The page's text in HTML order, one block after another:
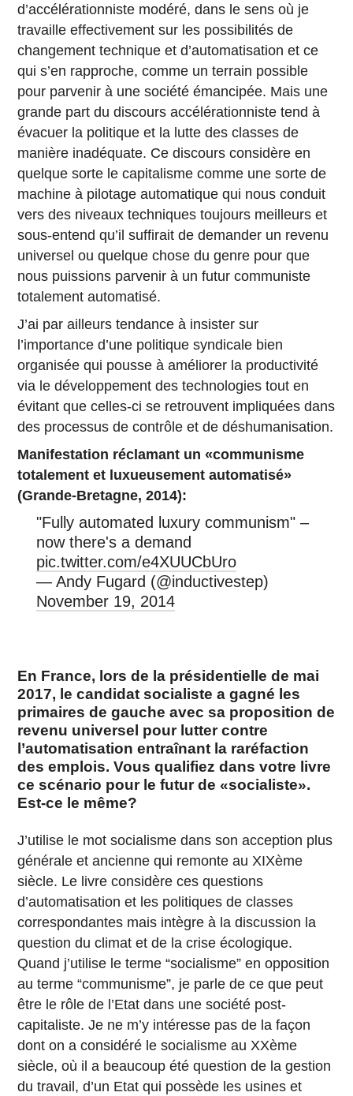
d’accélérationniste modéré, dans le sens où je
travaille effectivement sur les possibilités de
changement technique et d’automatisation et ce
qui s’en rapproche, comme un terrain possible
pour parvenir à une société émancipée. Mais une
grande part du discours accélérationniste tend à
évacuer la politique et la lutte des classes de
manière inadéquate. Ce discours considère en
quelque sorte le capitalisme comme une sorte de
machine à pilotage automatique qui nous conduit
vers des niveaux techniques toujours meilleurs et
sous-entend qu’il suffirait de demander un revenu
universel ou quelque chose du genre pour que
nous puissions parvenir à un futur communiste
totalement automatisé.
J’ai par ailleurs tendance à insister sur
l’importance d’une politique syndicale bien
organisée qui pousse à améliorer la productivité
via le développement des technologies tout en
évitant que celles-ci se retrouvent impliquées dans
des processus de contrôle et de déshumanisation.
Manifestation réclamant un «communisme
totalement et luxueusement automatisé»
(Grande-Bretagne, 2014):
"Fully automated luxury communism" –
now there's a demand
pic.twitter.com/e4XUUCbUro
— Andy Fugard (@inductivestep)
November 19, 2014
En France, lors de la présidentielle de mai
2017, le candidat socialiste a gagné les
primaires de gauche avec sa proposition de
revenu universel pour lutter contre
l’automatisation entraînant la raréfaction
des emplois. Vous qualifiez dans votre livre
ce scénario pour le futur de «socialiste».
Est-ce le même?
J’utilise le mot socialisme dans son acception plus
générale et ancienne qui remonte au XIXème
siècle. Le livre considère ces questions
d’automatisation et les politiques de classes
correspondantes mais intègre à la discussion la
question du climat et de la crise écologique.
Quand j’utilise le terme “socialisme” en opposition
au terme “communisme”, je parle de ce que peut
être le rôle de l’Etat dans une société post-
capitaliste. Je ne m’y intéresse pas de la façon
dont on a considéré le socialisme au XXème
siècle, où il a beaucoup été question de la gestion
du travail, d’un Etat qui possède les usines et